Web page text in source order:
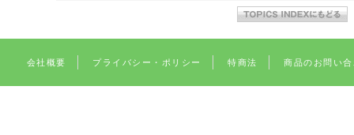
会社概要 プライバシー・ポリシー 特商法 商品のお問い